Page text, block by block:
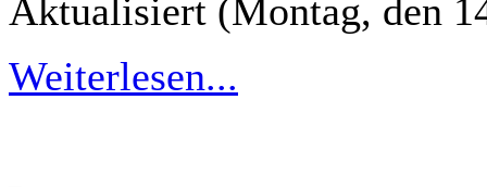
Aktualisiert (Montag, den
Weiterlesen...